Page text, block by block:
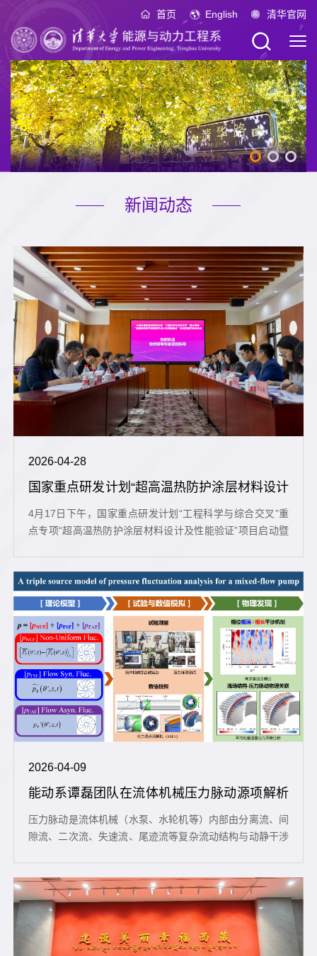
首页 English 清华官网
新闻动态
2026-04-28
国家重点研发计划“超高温热防护涂层材料设计
及性能验证”项目启动暨实...
4月17日下午，国家重点研发计划“工程科学与综合交叉”重
点专项“超高温热防护涂层材料设计及性能验证”项目启动暨
酸盐研究所、北京空天技术研究所、北京神箭空天科技有限
公司共同参与。项目责任专家、技术专家、各课题负责人、
项目骨干及科研管理部门负责人等40余人参加会议。项目专
家组由中国科学院院士、东华大学...
2026-04-09
能动系谭磊团队在流体机械压力脉动源项解析
模型及生成机制研究中取得进展
压力脉动是流体机械（水泵、水轮机等）内部由分离流、间
隙流、二次流、失速流、尾迹流等复杂流动结构与动静干涉
来，流体机械压力脉动生成机制问题困扰着学术界，已有模
型和方法未能厘清压力脉动产生根源，阻碍了压力脉动控制
与流体机械性能提升。近日，清华大学能源与动力工程系谭
磊副教授团队提出了一套动/静坐标系映...